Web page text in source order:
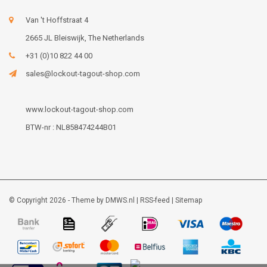
Van 't Hoffstraat 4
2665 JL Bleiswijk, The Netherlands
+31 (0)10 822 44 00
sales@lockout-tagout-shop.com
www.lockout-tagout-shop.com
BTW-nr : NL858474244B01
© Copyright 2026 - Theme by DMWS.nl | RSS-feed | Sitemap